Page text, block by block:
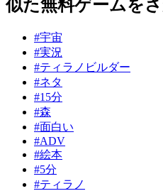
似た無料ゲームをさ
#宇宙
#実況
#ティラノビルダー
#ネタ
#15分
#森
#面白い
#ADV
#絵本
#5分
#ティラノ